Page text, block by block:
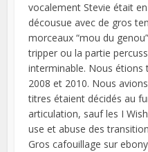
vocalement Stevie était
décousue avec de gros
morceaux “mou du
tripper ou la partie
interminable. Nous étions
2008 et 2010. Nous
titres étaient décidés au
articulation, sauf les I
use et abuse des
Gros cafouillage sur